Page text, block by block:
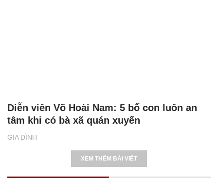
GIA ĐÌNH
Diễn viên Võ Hoài Nam: 5 bố con luôn an
tâm khi có bà xã quán xuyến
XEM THÊM BÀI VIẾT